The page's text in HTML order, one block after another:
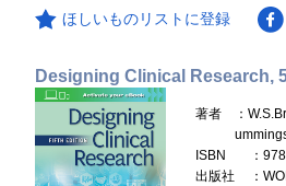
ほしいものリストに登録
Designing Clinical Research,
著者
：
ISBN
：
出版社
：